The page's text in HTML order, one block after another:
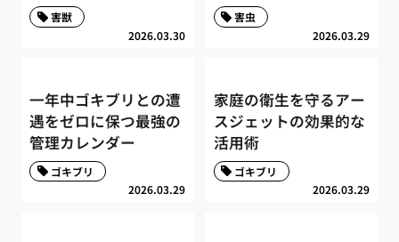
2026.03.30
害獣
2026.03.29
害虫
一年中ゴキブリとの遭
遇をゼロに保つ最強の
管理カレンダー
2026.03.29
ゴキブリ
家庭の衛生を守るアー
スジェットの効果的な
活用術
2026.03.29
ゴキブリ